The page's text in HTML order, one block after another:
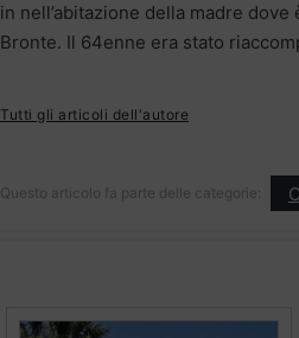
in nell’abitazione della madre
Bronte. Il 64enne era stato
Tutti gli articoli dell'autore
Questo articolo fa parte delle categorie: